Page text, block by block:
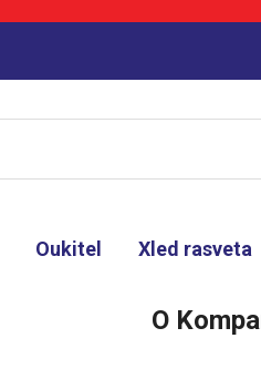
Oukitel Xled rasveta
O